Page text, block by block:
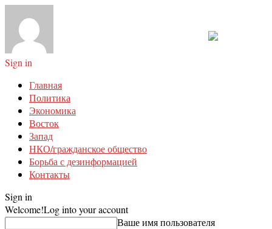
Sign in
Главная
Политика
Экономика
Восток
Запад
НКО/гражданское общество
Борьба с дезинформацией
Контакты
Sign in
Welcome!Log into your account
Ваше имя пользователя